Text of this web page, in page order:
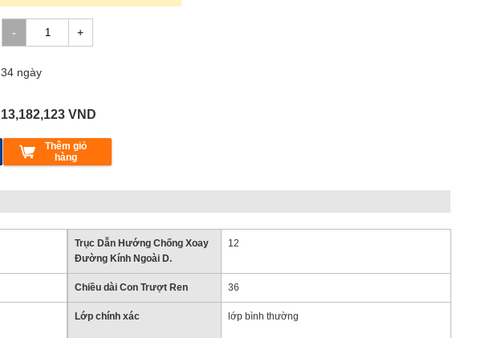
34 ngày
13,182,123 VND
Thêm giỏ
hàng
Trục Dẫn Hướng Chống Xoay
Đường Kính Ngoài D.
12
Chiều dài Con Trượt Ren 36
Lớp chính xác lớp bình thường